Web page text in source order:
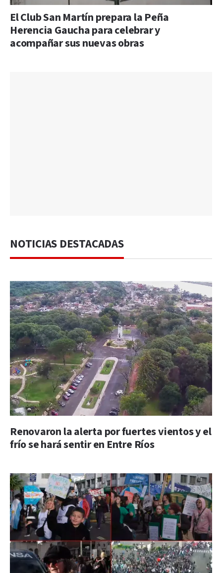
El Club San Martín prepara la Peña
Herencia Gaucha para celebrar y
acompañar sus nuevas obras
NOTICIAS DESTACADAS
Renovaron la alerta por fuertes vientos y el
frío se hará sentir en Entre Ríos